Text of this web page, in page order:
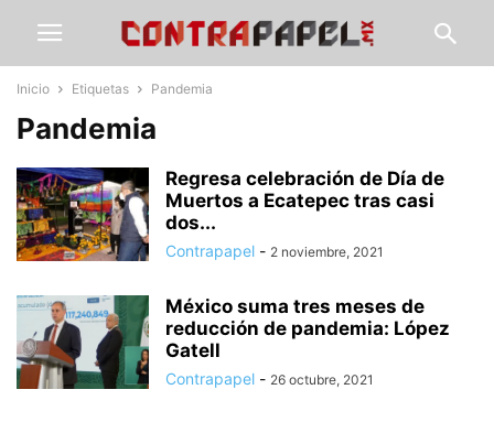
Inicio Etiquetas Pandemia
Pandemia
Regresa celebración de Día de
Muertos a Ecatepec tras casi
dos...
Contrapapel - 2 noviembre, 2021
México suma tres meses de
reducción de pandemia: López
Gatell
Contrapapel - 26 octubre, 2021